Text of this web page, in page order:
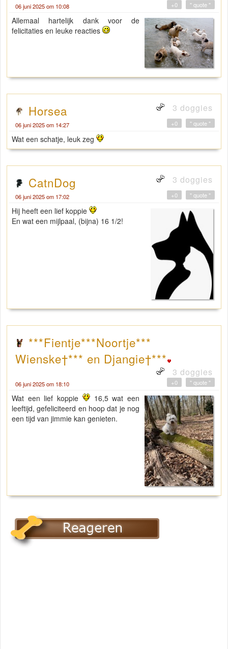
06 juni 2025 om 10:08 " quote "
+0
Allemaal hartelijk dank voor de
felicitaties en leuke reacties
Horsea 3 doggies
06 juni 2025 om 14:27 " quote "
+0
Wat een schatje, leuk zeg
CatnDog 3 doggies
06 juni 2025 om 17:02 " quote "
+0
Hij heeft een lief koppie
En wat een mijlpaal, (bijna) 16 1/2!
***Fientje***Noortje***
Wienske†*** en Djangie†***
3 doggies
06 juni 2025 om 18:10 " quote "
+0
Wat een lief koppie
16,5 wat een
leeftijd, gefeliciteerd en hoop dat je nog
een tijd van jimmie kan genieten.